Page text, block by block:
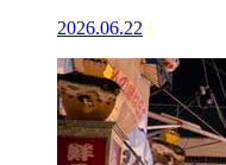
2026.06.22